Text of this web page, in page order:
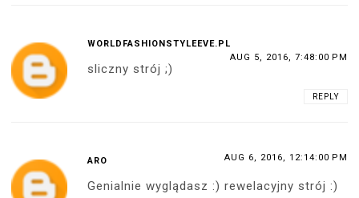
WORLDFASHIONSTYLEEVE.PL
AUG 5, 2016, 7:48:00 PM
sliczny strój ;)
REPLY
ARO AUG 6, 2016, 12:14:00 PM
Genialnie wyglądasz :) rewelacyjny strój :)